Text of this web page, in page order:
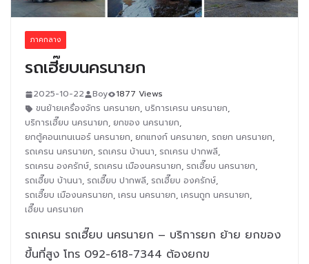
ภาคกลาง
รถเฮี๊ยบนครนายก
2025-10-22 Boy
1877 Views
ขนย้ายเครื่องจักร นครนายก, บริการเครน นครนายก,
บริการเฮี๊ยบ นครนายก, ยกของ นครนายก,
ยกตู้คอนเทนเนอร์ นครนายก, ยกแทงก์ นครนายก, รถยก นครนายก,
รถเครน นครนายก, รถเครน บ้านนา, รถเครน ปากพลี,
รถเครน องครักษ์, รถเครน เมืองนครนายก, รถเฮี๊ยบ นครนายก,
รถเฮี๊ยบ บ้านนา, รถเฮี๊ยบ ปากพลี, รถเฮี๊ยบ องครักษ์,
รถเฮี๊ยบ เมืองนครนายก, เครน นครนายก, เครนถูก นครนายก,
เฮี๊ยบ นครนายก
รถเครน รถเฮี๊ยบ นครนายก – บริการยก ย้าย ยกของ
ขึ้นที่สูง โทร 092-618-7344 ต้องยกข